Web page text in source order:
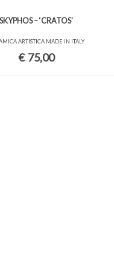
SKYPHOS – ‘CRATOS’
ARTISTICA MADE IN ITALY
€ 75,00